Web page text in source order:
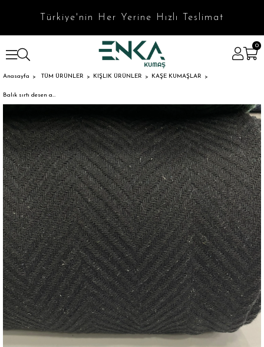
Türkiye'nin Her Yerine Hızlı Teslimat
0
Anasayfa TÜM ÜRÜNLER KIŞLIK ÜRÜNLER KAŞE KUMAŞLAR
Balık sırtı desen akrilik kaşe kumaş siyah